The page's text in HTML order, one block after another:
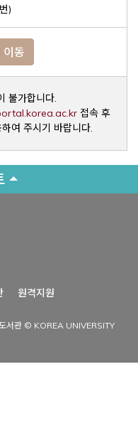
)
이동
불가합니다.
Opens a
접속 후
여 주시기 바랍니다.
원격지원
서관 © KOREA UNIVERSITY